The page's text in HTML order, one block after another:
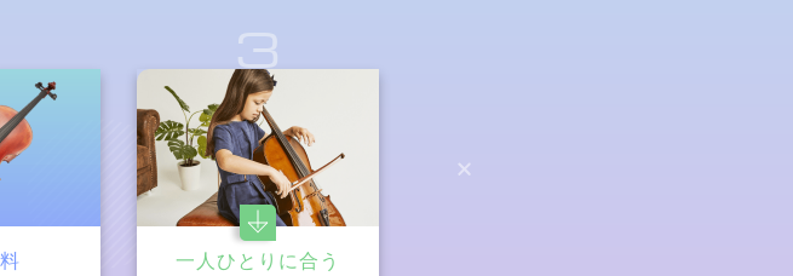
3
一人ひとりに合う